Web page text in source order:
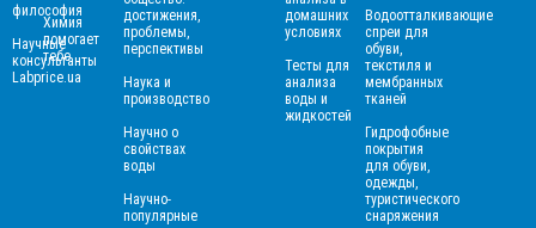
философия
Научные
консультанты
Labprice.ua
Химия
помогает
тебе
достижения,
проблемы,
перспективы
Наука и
производство
Научно о
свойствах
воды
Научно-
популярные
домашних
условиях
Тесты для
анализа
воды и
жидкостей
Водоотталкивающие
спреи для
обуви,
текстиля и
мембранных
тканей
Гидрофобные
покрытия
для обуви,
одежды,
туристического
снаряжения